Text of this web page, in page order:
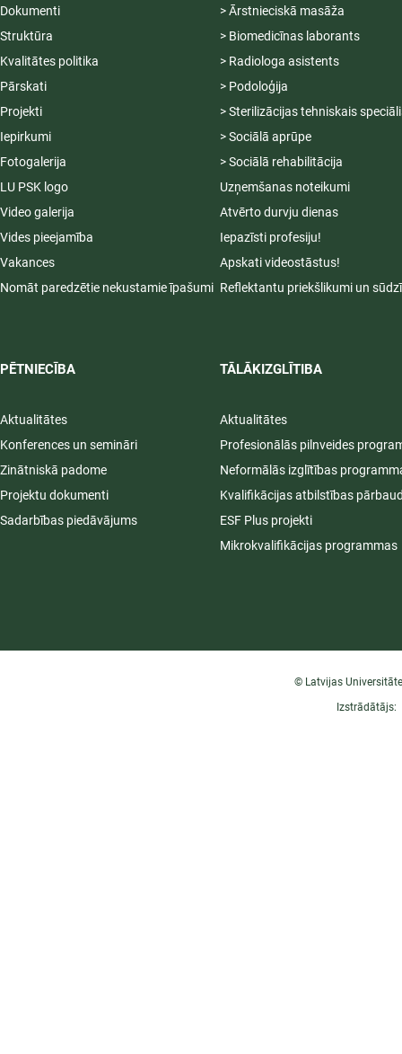
Dokumenti
Struktūra
Kvalitātes politika
Pārskati
Projekti
Iepirkumi
Fotogalerija
LU PSK logo
Video galerija
Vides pieejamība
Vakances
Nomāt paredzētie nekustamie īpašumi
PĒTNIECĪBA
Aktualitātes
Konferences un semināri
Zinātniskā padome
Projektu dokumenti
Sadarbības piedāvājums
> Ārstnieciskā masāža
> Biomedicīnas laborants
> Radiologa asistents
> Podoloģija
> Sterilizācijas tehniskais
> Sociālā aprūpe
> Sociālā rehabilitācija
Uzņemšanas noteikumi
Atvērto durvju dienas
Iepazīsti profesiju!
Apskati videostāstus!
Reflektantu priekšlikumi un
TĀLĀKIZGLĪTIBA
Aktualitātes
Profesionālās pilnveides
Neformālās izglītības
Kvalifikācijas atbilstības
ESF Plus projekti
Mikrokvalifikācijas programmas
© Latvijas
Izstrādātājs: